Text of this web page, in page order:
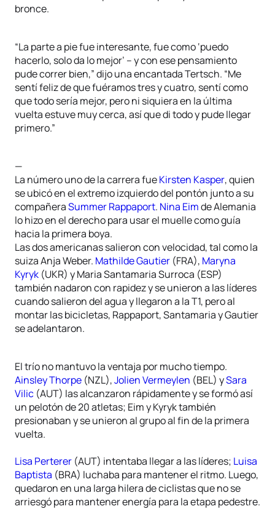
bronce.
“La parte a pie fue interesante, fue como ‘puedo
hacerlo, solo da lo mejor’ – y con ese pensamiento
pude correr bien,” dijo una encantada Tertsch. “Me
sentí feliz de que fuéramos tres y cuatro, sentí como
que todo sería mejor, pero ni siquiera en la última
vuelta estuve muy cerca, así que di todo y pude llegar
primero.”
—
La número uno de la carrera fueKirsten Kasper, quien
se ubicó en el extremo izquierdo del pontón junto a su
compañeraSummer Rappaport. Nina Eimde Alemania
lo hizo en el derecho para usar el muelle como guía
hacia la primera boya.
Las dos americanas salieron con velocidad, tal como la
suiza Anja Weber. Mathilde Gautier (FRA), Maryna
Kyryk (UKR) y Maria Santamaria Surroca (ESP)
también nadaron con rapidez y se unieron a las líderes
cuando salieron del agua y llegaron a la T1, pero al
montar las bicicletas, Rappaport, Santamaria y Gautier
se adelantaron.
El trío no mantuvo la ventaja por mucho tiempo.
Ainsley Thorpe (NZL),Jolien Vermeylen (BEL) ySara
Vilic (AUT) las alcanzaron rápidamente y se formó así
un pelotón de 20 atletas; Eim y Kyryk también
presionaban y se unieron al grupo al fin de la primera
vuelta.
Lisa Perterer (AUT) intentaba llegar a las líderes; Luisa
Baptista (BRA) luchaba para mantener el ritmo. Luego,
quedaron en una larga hilera de ciclistas que no se
arriesgó para mantener energía para la etapa pedestre.